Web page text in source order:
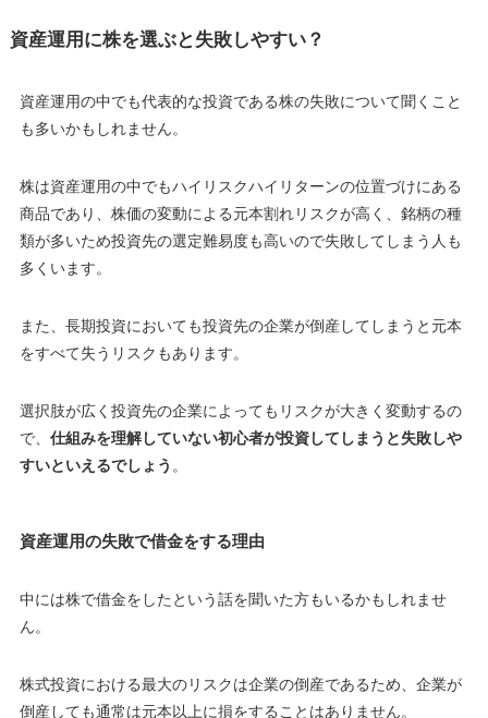
資産運用に株を選ぶと失敗しやすい？
資産運用の中でも代表的な投資である株の失敗について聞くこと
も多いかもしれません。
株は資産運用の中でもハイリスクハイリターンの位置づけにある
商品であり、株価の変動による元本割れリスクが高く、銘柄の種
類が多いため投資先の選定難易度も高いので失敗してしまう人も
多くいます。
また、長期投資においても投資先の企業が倒産してしまうと 元本
をすべて失うリスク もあります。
選択肢が広く投資先の企業によってもリスクが大きく変動するの
で、 仕組みを理解していない初心者が投資してしまうと失敗しや
すいといえるでしょう 。
資産運用の失敗で借金をする理由
中には株で借金をしたという話を聞いた方もいるかもしれませ
ん。
株式投資における最大のリスクは企業の倒産であるため、 企業が
倒産しても通常は元本以上に損をすることはありません。